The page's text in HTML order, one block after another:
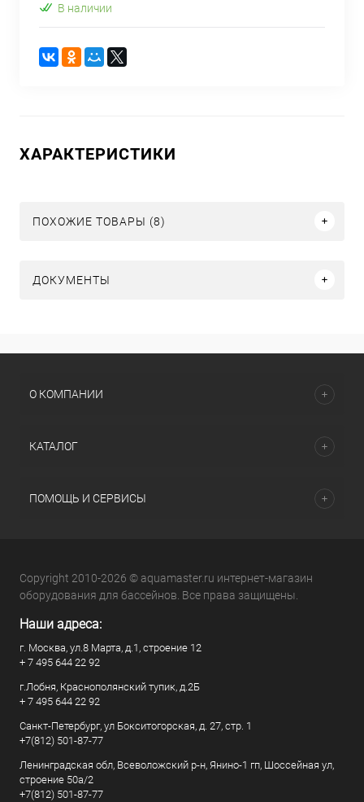
В наличии
ХАРАКТЕРИСТИКИ
ПОХОЖИЕ ТОВАРЫ (8)
ДОКУМЕНТЫ
О КОМПАНИИ
КАТАЛОГ
ПОМОЩЬ И СЕРВИСЫ
Copyright 2010-2026 © aquamaster.ru интернет-магазин
оборудования для бассейнов. Все права защищены.
Наши адреса:
г. Москва, ул.8 Марта, д.1, строение 12
+ 7 495 644 22 92
г.Лобня, Краснополянский тупик, д.2Б
+ 7 495 644 22 92
Санкт-Петербург, ул Бокситогорская, д. 27, стр. 1
+7(812) 501-87-77
Ленинградская обл, Всеволожский р-н, Янино-1 гп, Шоссейная ул,
строение 50а/2
+7(812) 501-87-77